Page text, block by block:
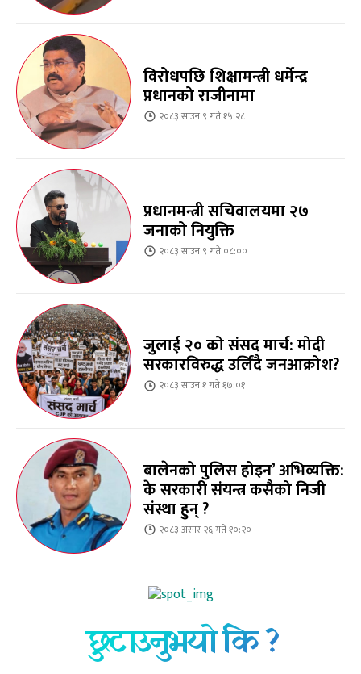
विरोधपछि शिक्षामन्त्री धर्मेन्द्र
प्रधानको राजीनामा
२०८३ साउन ९ गते १५:२८
प्रधानमन्त्री सचिवालयमा २७
जनाको नियुक्ति
२०८३ साउन ९ गते ०८:००
जुलाई २० को संसद मार्च: मोदी
सरकारविरुद्ध उर्लिंदै जनआक्रोश?
२०८३ साउन १ गते १७:०१
बालेनको पुलिस होइन’ अभिव्यक्ति:
के सरकारी संयन्त्र कसैको निजी
संस्था हुन् ?
२०८३ असार २६ गते १०:२०
छुटाउनुभयो कि ?